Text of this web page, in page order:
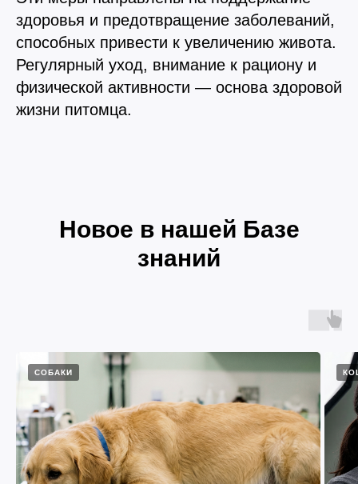
здоровья и предотвращение заболеваний,
способных привести к увеличению живота.
Регулярный уход, внимание к рациону и
физической активности — основа здоровой
жизни питомца.
Новое в нашей Базе
знаний
СОБАКИ